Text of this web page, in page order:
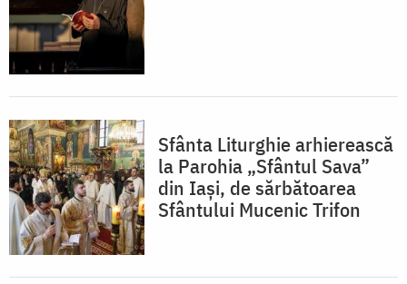
Sfânta Liturghie arhierească
la Parohia „Sfântul Sava”
din Iași, de sărbătoarea
Sfântului Mucenic Trifon